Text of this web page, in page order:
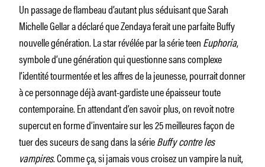
Un passage de flambeau d’autant plus séduisant que Sarah
Michelle Gellar a déclaré que Zendaya ferait une parfaite Buffy
nouvelle génération. La star révélée par la série teenEuphoria,
symbole d’une génération qui questionne sans complexe
l’identité tourmentée et les affres de la jeunesse, pourrait donner
à ce personnage déjà avant-gardiste une épaisseur toute
contemporaine. En attendant d’en savoir plus, on revoit notre
supercut en forme d’inventaire sur les 25 meilleures façon de
tuer des suceurs de sang dans la sérieBuffy contre les
vampires. Comme ça, si jamais vous croisez un vampire la nuit,